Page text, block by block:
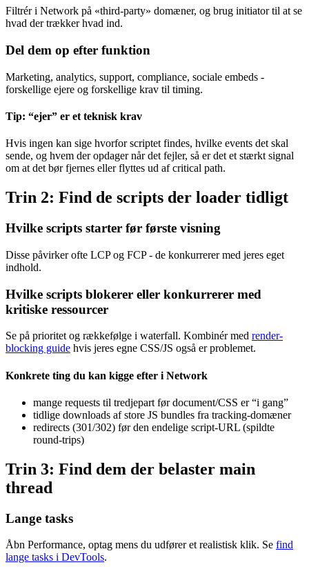
Filtrér i Network på «third-party» domæner, og brug initiator til at se
hvad der trækker hvad ind.
Del dem op efter funktion
Marketing, analytics, support, compliance, sociale embeds -
forskellige ejere og forskellige krav til timing.
Tip: “ejer” er et teknisk krav
Hvis ingen kan sige hvorfor scriptet findes, hvilke events det skal
sende, og hvem der opdager når det fejler, så er det et stærkt signal
om at det bør fjernes eller flyttes ud af critical path.
Trin 2: Find de scripts der loader tidligt
Hvilke scripts starter før første visning
Disse påvirker ofte LCP og FCP - de konkurrerer med jeres eget
indhold.
Hvilke scripts blokerer eller konkurrerer med
kritiske ressourcer
Se på prioritet og rækkefølge i waterfall. Kombinér med render-
blocking guide hvis jeres egne CSS/JS også er problemet.
Konkrete ting du kan kigge efter i Network
mange requests til tredjepart før document/CSS er “i gang”
tidlige downloads af store JS bundles fra tracking-domæner
redirects (301/302) før den endelige script-URL (spildte
round-trips)
Trin 3: Find dem der belaster main
thread
Lange tasks
Åbn Performance, optag mens du udfører et realistisk klik. Se find
lange tasks i DevTools.